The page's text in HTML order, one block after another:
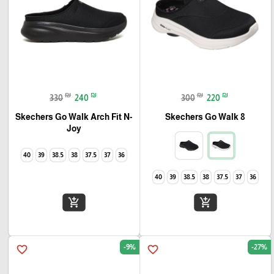
300 ₪ 220 ₪
Skechers Go Walk 8
36
37
37.5
38
38.5
39
40
add_shopping_cart
330 ₪ 240 ₪
Skechers Go Walk Arch Fit N-
Joy
36
37
37.5
38
38.5
39
40
add_shopping_cart
favorite_border -27%
favorite_border -9%